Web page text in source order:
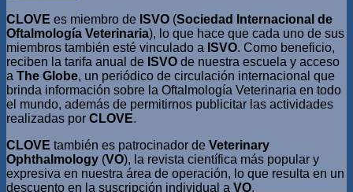
CLOVE es miembro de ISVO (Sociedad Internacional de
Oftalmología Veterinaria), lo que hace que cada uno de sus
miembros también esté vinculado a ISVO. Como beneficio,
reciben la tarifa anual de ISVO de nuestra escuela y acceso
a The Globe, un periódico de circulación internacional que
brinda información sobre la Oftalmología Veterinaria en todo
el mundo, además de permitirnos publicitar las actividades
realizadas por CLOVE.
CLOVE también es patrocinador de Veterinary
Ophthalmology (VO), la revista científica más popular y
expresiva en nuestra área de operación, lo que resulta en un
descuento en la suscripción individual a VO.